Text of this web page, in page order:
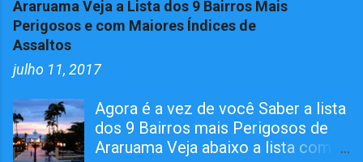
com agentes da 124º Dp,
realizaram várias incursões. Afim
Reprimir O TRÁFICO DE DROGAS
Operações Policiais Militares em
Saquarema Veja os Dez Bairros
mais Perigosos de
Araruama Veja a Lista dos 9 Bairros Mais
Perigosos e com Maiores Índices de
Assaltos
julho 11, 2017
Agora é a vez de você Saber a lista
dos 9 Bairros mais Perigosos de
Araruama Veja abaixo a lista com